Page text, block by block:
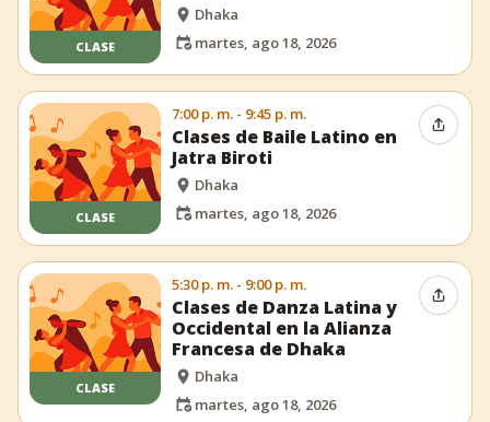
CLASE
Dhaka
martes, ago 18, 2026
CLASE
7:00 p. m. - 9:45 p. m.
Clases de Baile Latino en
Jatra Biroti
Dhaka
martes, ago 18, 2026
CLASE
5:30 p. m. - 9:00 p. m.
Clases de Danza Latina y
Occidental en la Alianza
Francesa de Dhaka
Dhaka
martes, ago 18, 2026